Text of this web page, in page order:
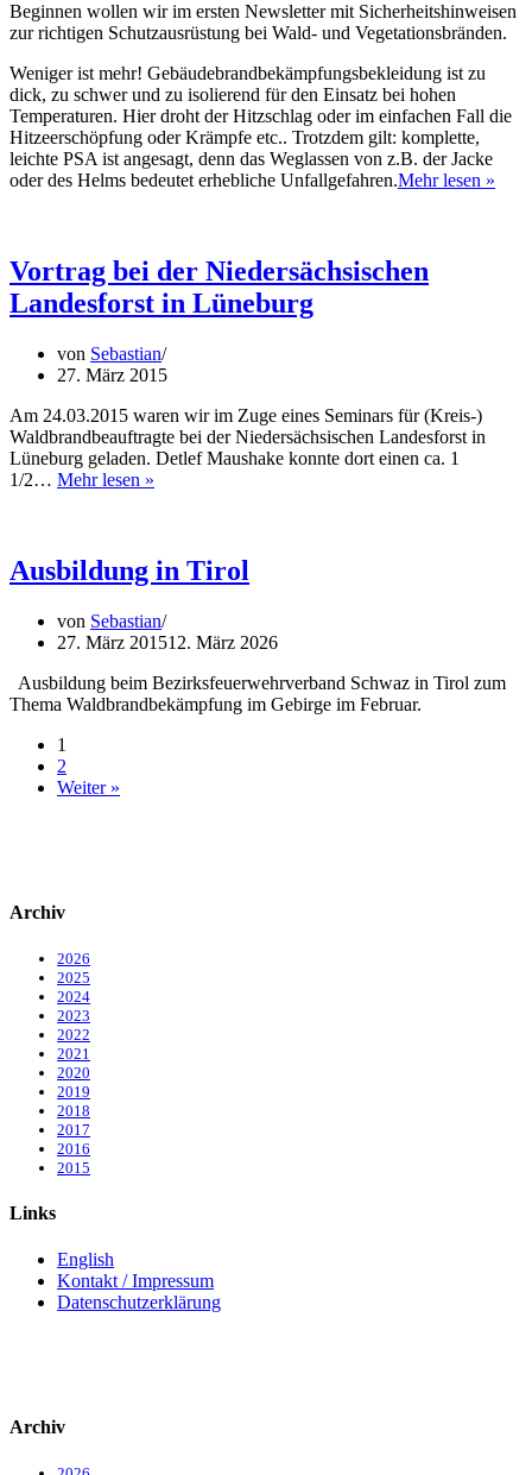
Beginnen wollen wir im ersten Newsletter mit Sicherheitshinweisen
zur richtigen Schutzausrüstung bei Wald- und Vegetationsbränden.
Weniger ist mehr! Gebäudebrandbekämpfungsbekleidung ist zu
dick, zu schwer und zu isolierend für den Einsatz bei hohen
Temperaturen. Hier droht der Hitzschlag oder im einfachen Fall die
Hitzeerschöpfung oder Krämpfe etc.. Trotzdem gilt: komplette,
leichte PSA ist angesagt, denn das Weglassen von z.B. der Jacke
oder des Helms bedeutet erhebliche Unfallgefahren.Mehr lesen »
Vortrag bei der Niedersächsischen
Landesforst in Lüneburg
von Sebastian
27. März 2015
Am 24.03.2015 waren wir im Zuge eines Seminars für (Kreis-)
Waldbrandbeauftragte bei der Niedersächsischen Landesforst in
Lüneburg geladen. Detlef Maushake konnte dort einen ca. 1
1/2… Mehr lesen »
Landesforst
in
Ausbildung in Tirol
von Sebastian
27. März 201512. März 2026
Ausbildung beim Bezirksfeuerwehrverband Schwaz in Tirol zum
Thema Waldbrandbekämpfung im Gebirge im Februar.
1
2
Weiter »
Archiv
2026
2025
2024
2023
2022
2021
2020
2019
2018
2017
2016
2015
Links
English
Kontakt / Impressum
Datenschutzerklärung
Archiv